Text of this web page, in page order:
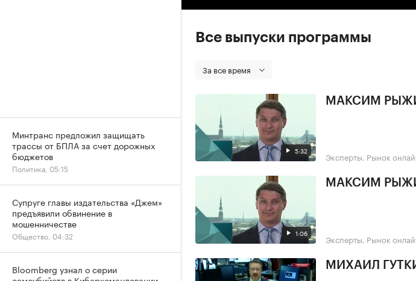
Все выпуски программы
За все время
5:32
МАКСИМ
Эксперты. Рынок
1:06
МАКСИМ
Эксперты. Рынок
МИХАИЛ
Минтранс предложил защищать
трассы от БПЛА за счет дорожных
бюджетов
Политика, 05:15
Супруге главы издательства «Джем»
предъявили обвинение в
мошенничестве
Общество, 04:32
Bloomberg узнал о серии